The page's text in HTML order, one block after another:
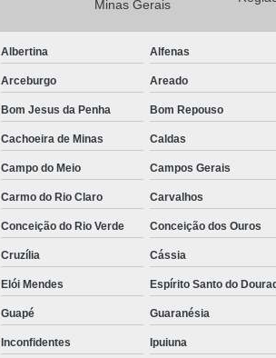
Camisa
Camisa Social
Camisa Social
Camisa
Camisa
Camisa
Camisa
Camisa
Camisa Social
Minas Gerais
Albertina Alfenas
Arceburgo Areado
Bom Jesus da Penha Bom Repouso
Cachoeira de Minas Caldas
Campo do Meio Campos Gerais
Carmo do Rio Claro Carvalhos
Conceição do Rio Verde Conceição dos Ouros
Cruzília Cássia
Elói Mendes Espírito Santo do
Guapé Guaranésia
Inconfidentes Ipuiuna